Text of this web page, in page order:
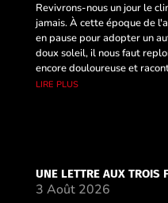
Revivrons-nous un jour le
jamais. À cette époque de
en pause pour adopter un
doux soleil, il nous faut
encore douloureuse et
lire plus
UNE LETTRE AUX TROIS
3 Août 2026